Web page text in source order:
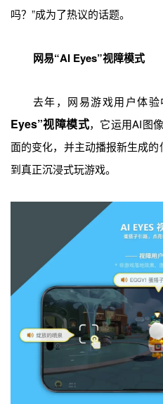
吗？”成为了热议的话题。
网易“AI Eyes”视障模式
去年，网易游戏用户体
Eyes”视障模式，它运用AI图
面的变化，并主动播报新生成的
到真正沉浸式玩游戏。